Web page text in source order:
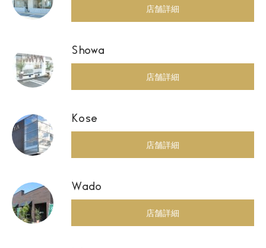
店舗詳細
Showa
店舗詳細
Kose
店舗詳細
Wado
店舗詳細